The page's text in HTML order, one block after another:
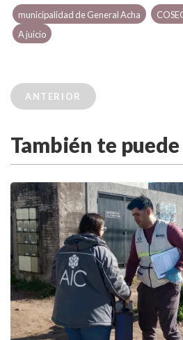
municipalidad de General Acha
A juicio
ANTERIOR
También te